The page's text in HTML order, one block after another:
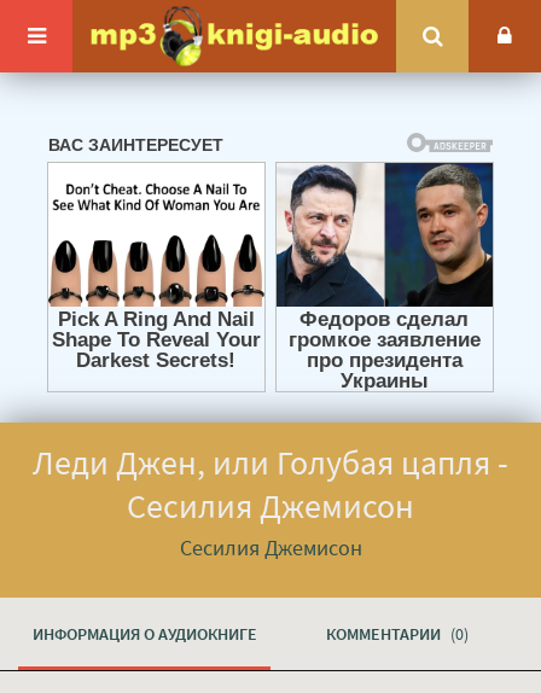
Леди Джен, или Голубая цапля -
Сесилия Джемисон
Сесилия Джемисон
ИНФОРМАЦИЯ О АУДИОКНИГЕ КОММЕНТАРИИ (0)